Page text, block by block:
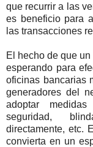
que recurrir a las
es beneficio para
las transacciones
El hecho de que
esperando para
oficinas bancarias
generadores del
adoptar
seguridad,
directamente, etc.
convierta en un